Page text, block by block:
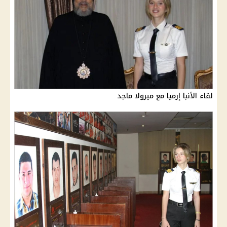
لقاء الأنبا إرميا مع ميرولا ماجد